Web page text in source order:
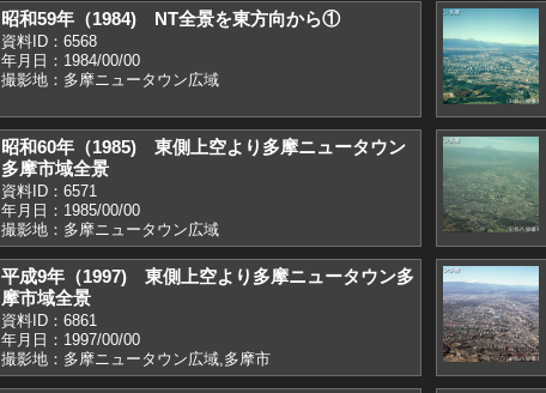
昭和59年（1984) NT全景を東方向から①
資料ID：6568
年月日：1984/00/00
撮影地：多摩ニュータウン広域
昭和60年（1985) 東側上空より多摩ニュータウン
多摩市域全景
資料ID：6571
年月日：1985/00/00
撮影地：多摩ニュータウン広域
平成9年（1997) 東側上空より多摩ニュータウン多
摩市域全景
資料ID：6861
年月日：1997/00/00
撮影地：多摩ニュータウン広域,多摩市